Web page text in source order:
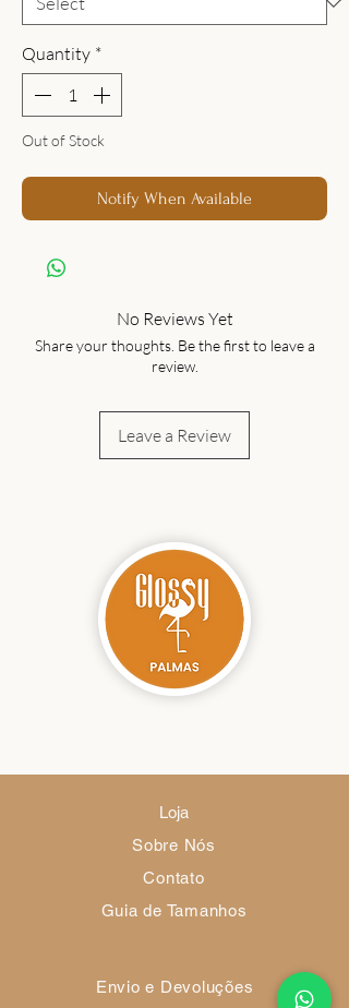
Quantity *
Out of Stock
Notify When Available
No Reviews Yet
Share your thoughts. Be the first to leave a
review.
Leave a Review
Loja
Sobre Nós
Contato
Guia de Tamanhos
Envio e Devoluções